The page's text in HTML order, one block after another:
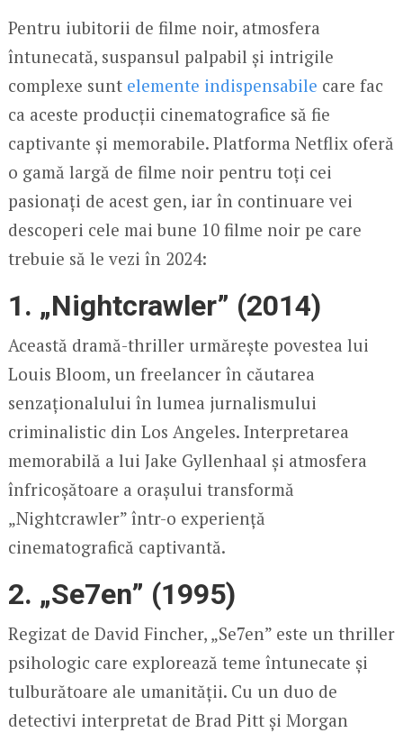
Pentru iubitorii de filme noir, atmosfera
întunecată, suspansul palpabil și intrigile
complexe sunt elemente indispensabile care fac
ca aceste producții cinematografice să fie
captivante și memorabile. Platforma Netflix oferă
o gamă largă de filme noir pentru toți cei
pasionați de acest gen, iar în continuare vei
descoperi cele mai bune 10 filme noir pe care
trebuie să le vezi în 2024:
1. „Nightcrawler” (2014)
Această dramă-thriller urmărește povestea lui
Louis Bloom, un freelancer în căutarea
senzaționalului în lumea jurnalismului
criminalistic din Los Angeles. Interpretarea
memorabilă a lui Jake Gyllenhaal și atmosfera
înfricoșătoare a orașului transformă
„Nightcrawler” într-o experiență
cinematografică captivantă.
2. „Se7en” (1995)
Regizat de David Fincher, „Se7en” este un thriller
psihologic care explorează teme întunecate și
tulburătoare ale umanității. Cu un duo de
detectivi interpretat de Brad Pitt și Morgan